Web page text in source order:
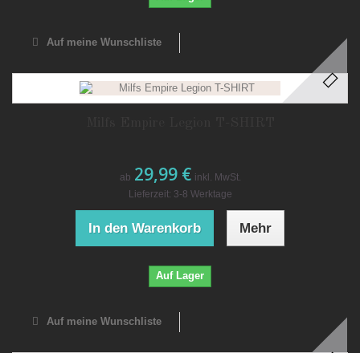
Auf meine Wunschliste
ab 29,99 € inkl. MwSt.
Lieferzeit: 3-8 Werktage
In den Warenkorb Mehr
Auf Lager
Auf meine Wunschliste